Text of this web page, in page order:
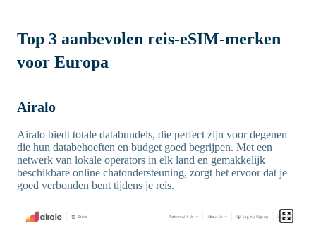
Top 3 aanbevolen reis-eSIM-merken
voor Europa
Airalo
Airalo biedt totale databundels, die perfect zijn voor degenen
die hun databehoeften en budget goed begrijpen. Met een
netwerk van lokale operators in elk land en gemakkelijk
beschikbare online chatondersteuning, zorgt het ervoor dat je
goed verbonden bent tijdens je reis.